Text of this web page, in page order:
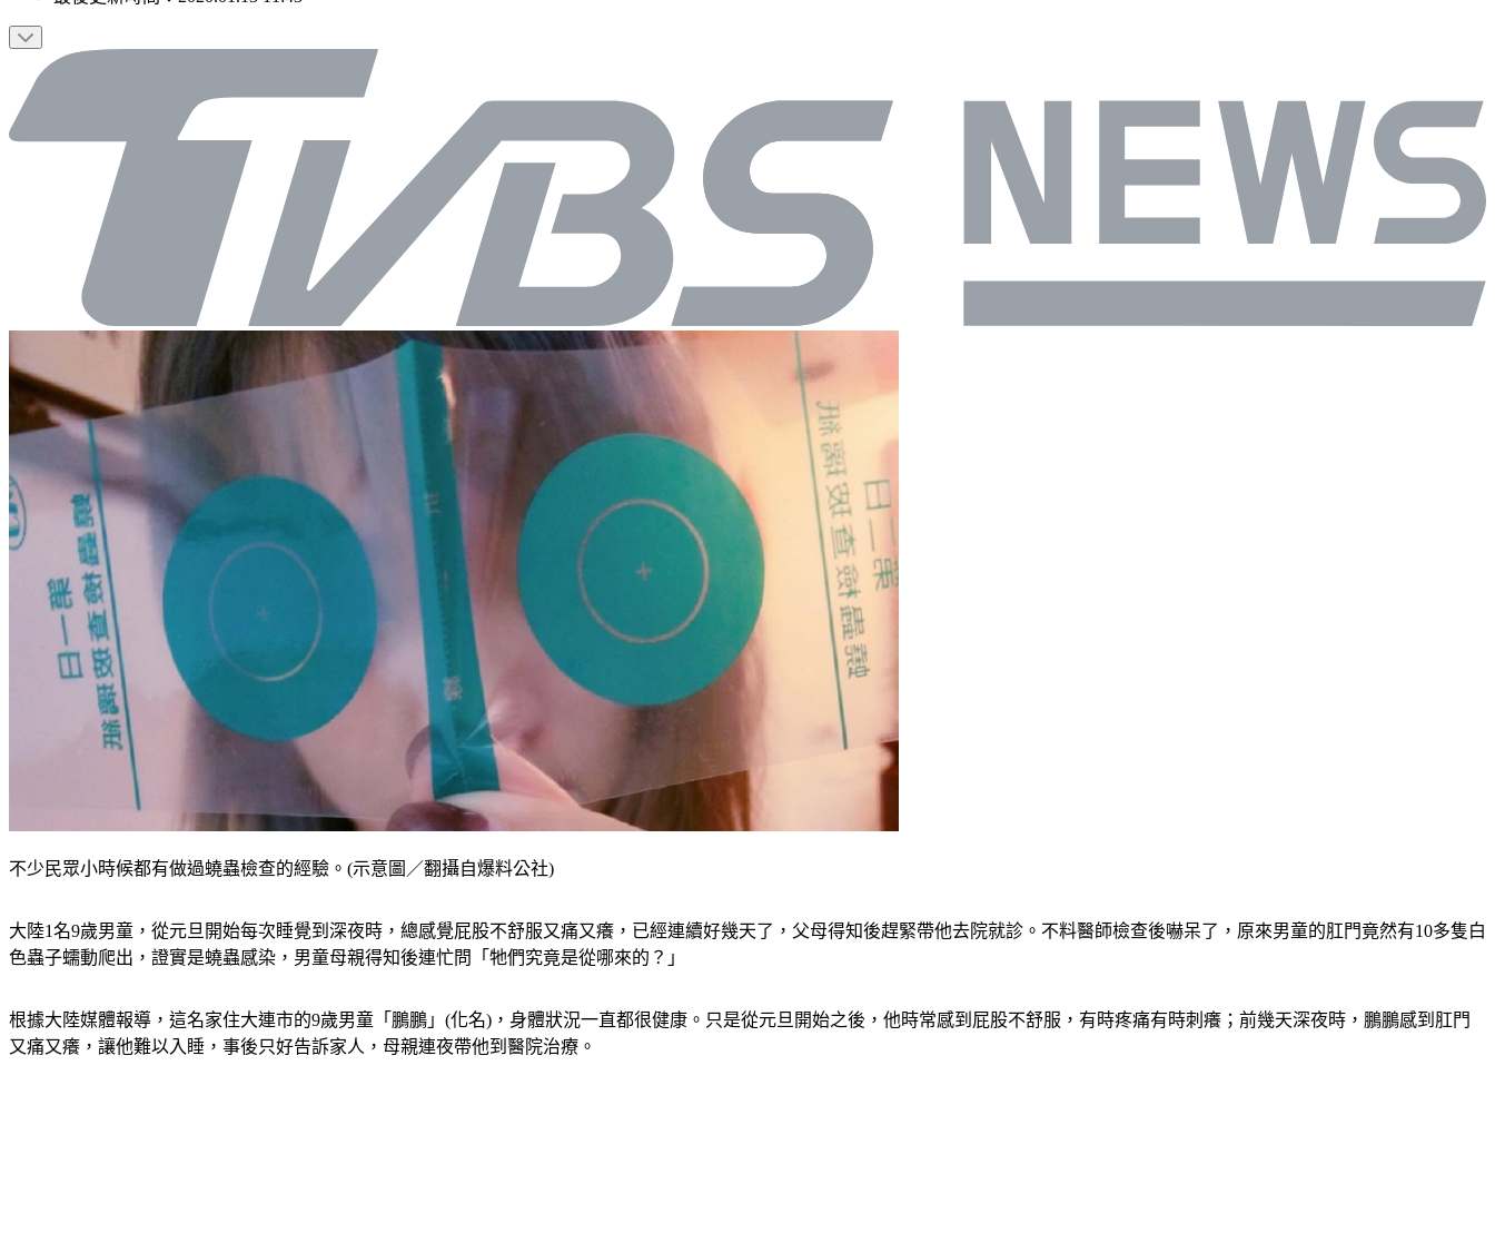
不少民眾小時候都有做過蟯蟲檢查的經驗。(示意圖／翻攝自爆料公社)
大陸1名9歲男童，從元旦開始每次睡覺到深夜時，總感覺屁股不舒服又痛又癢，已經連續好幾天了，父母得知後趕緊帶他去院就診。 不料醫師檢查後嚇呆了，原來男童的肛門竟然有10多隻白
色蟲子蠕動爬出，證實是蟯蟲感染， 男童母親得知後連忙問「牠們究竟是從哪來的？」
根據大陸媒體報導，這名家住大連市的9歲男童「鵬鵬」(化名)，身體狀況一直都很健康。只是從元旦開始之後，他時常感到屁股不舒服，有時疼痛有時刺癢；前幾天深夜時，鵬鵬感到肛門
又痛又癢，讓他難以入睡，事後只好告訴家人，母親連夜帶他到醫院治療。